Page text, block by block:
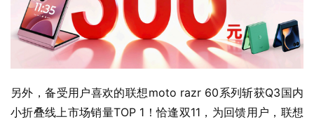
另外，备受用户喜欢的联想moto razr 60系列斩获Q3国内
小折叠线上市场销量TOP 1！恰逢双11，为回馈用户，联想